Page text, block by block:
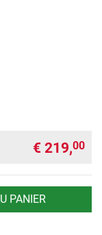
€ 219,00
PANIER